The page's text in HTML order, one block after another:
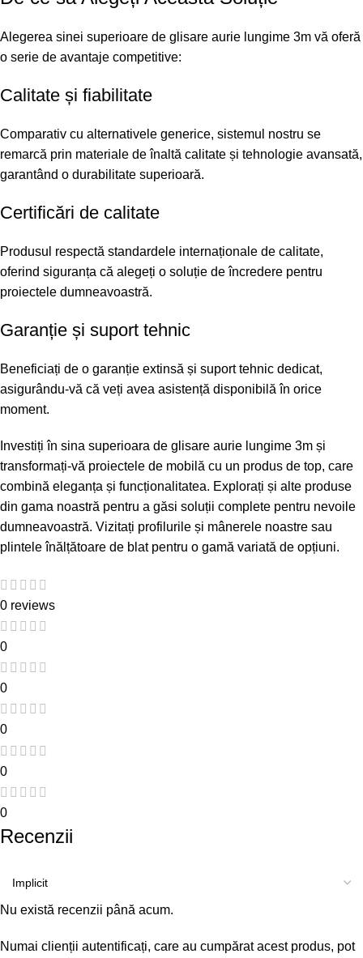
Alegerea sinei superioare de glisare aurie lungime 3m vă oferă
o serie de avantaje competitive:
Calitate și fiabilitate
Comparativ cu alternativele generice, sistemul nostru se
remarcă prin materiale de înaltă calitate și tehnologie avansată,
garantând o durabilitate superioară.
Certificări de calitate
Produsul respectă standardele internaționale de calitate,
oferind siguranța că alegeți o soluție de încredere pentru
proiectele dumneavoastră.
Garanție și suport tehnic
Beneficiați de o garanție extinsă și suport tehnic dedicat,
asigurându-vă că veți avea asistență disponibilă în orice
moment.
Investiți în sina superioara de glisare aurie lungime 3m și
transformați-vă proiectele de mobilă cu un produs de top, care
combină eleganța și funcționalitatea. Explorați și alte produse
din gama noastră pentru a găsi soluții complete pentru nevoile
dumneavoastră. Vizitați profilurile și mânerele noastre sau
plintele înălțătoare de blatpentru o gamă variată de opțiuni.
0 reviews
0
0
0
0
0
Recenzii
Nu există recenzii până acum.
Numai clienții autentificați, care au cumpărat acest produs, pot